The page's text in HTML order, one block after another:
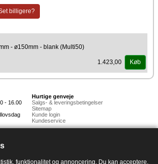
funktionalitet og annoncering. Du kan acceptere,
billigere?
- ø150mm - blank (Multi50)
1.423,00 Køb
- 16.00
Hurtige genveje
Salgs- & leveringsbetingelser
Sitemap
Kunde login
Kundeservice